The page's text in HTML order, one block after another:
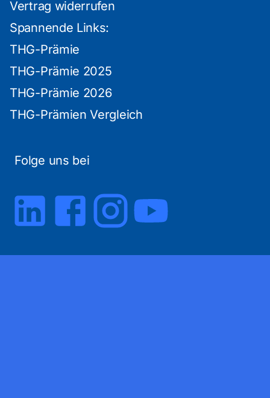
Vertrag widerrufen
Spannende Links:
THG-Prämie
THG-Prämie 2025
THG-Prämie 2026
THG-Prämien Vergleich
Folge uns bei